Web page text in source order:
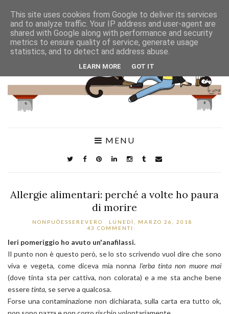
MENU
Allergie alimentari: perché a volte ho paura
di morire
NONPUÒESSEREVERO
LUNEDÌ, MARZO 26, 2018
43 COMMENTI:
Ieri pomeriggio ho avuto un'anafilassi.
Il punto non è questo però, se lo sto scrivendo vuol dire che sono
viva e vegeta, come diceva mia nonna l'erba tinta non muore mai
(dove tinta sta per cattiva, non colorata) e a me sta anche bene
esseretinta, se serve a qualcosa.
Forse una contaminazione non dichiarata, sulla carta era tutto ok,
This site uses cookies from Google to deliver its services
and to analyze traffic. Your IP address and user-agent are
shared with Google along with performance and security
metrics to ensure quality of service, generate usage
statistics, and to detect and address abuse.
LEARN MORE GOT IT